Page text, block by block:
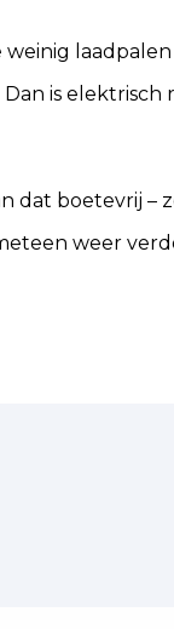
is elektrisch
dat boetevrij –
weer